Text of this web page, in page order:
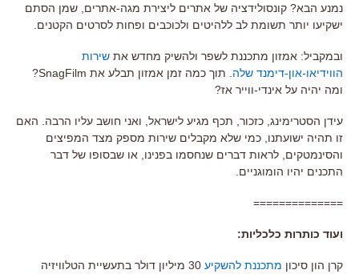
נמנע הבא? קונסולידציה של אתרים ליצירת מגה-אתרים, שמן הסתם
ישקיעו יותר תשומת לב ללהיטים ולכוכבים ופחות לסרטים הקטנים.
ובמקביל: אמזון מתכננת לשפר ולהשיק מחדש את שירות
הווידיאו-און-דימנד שלה
. תוך כמה זמן אמזון תבלע את SnagFilm?
ומה יהיה על אינדי-ווייר אז?
עידן הסטרימינג, כזכור, תכף מגיע לישראל, ואני חושב עליו הרבה. האם
זו תהיה ישועתנו, כמי שלא מקבלים שירות מספק מצד המפיצים
והסינמטקים, לראות דברים שנחסמו בפנינו, או שבסופו של דבר
התכנים יהיו הומוגניים.
==============
ועוד כותרות כלכליות:
קרן הון סיכון מתכננת להשקיע
30 מיליון דולר בתעשיית הטלוויזיה